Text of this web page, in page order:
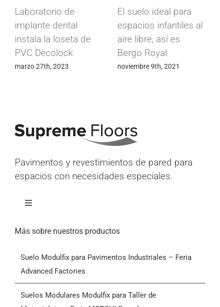
Losetas de caucho
Supragom para Patio
de escuela infantil
más seguro
septiembre 28th, 2020
Suelos conductivos
Conducta para
fábrica de
componentes
electrónicos
Pavimentos y revestimientos de pared para
navegación
Productos
Suelo Modulfix para Pavimentos Industriales – Feria
Advanced Factories